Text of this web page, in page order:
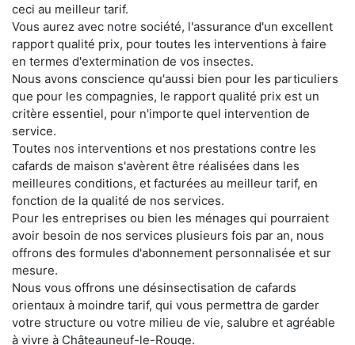
ceci au meilleur tarif.
Vous aurez avec notre société, l'assurance d'un excellent
rapport qualité prix, pour toutes les interventions à faire
en termes d'extermination de vos insectes.
Nous avons conscience qu'aussi bien pour les particuliers
que pour les compagnies, le rapport qualité prix est un
critère essentiel, pour n'importe quel intervention de
service.
Toutes nos interventions et nos prestations contre les
cafards de maison s'avèrent être réalisées dans les
meilleures conditions, et facturées au meilleur tarif, en
fonction de la qualité de nos services.
Pour les entreprises ou bien les ménages qui pourraient
avoir besoin de nos services plusieurs fois par an, nous
offrons des formules d'abonnement personnalisée et sur
mesure.
Nous vous offrons une désinsectisation de cafards
orientaux à moindre tarif, qui vous permettra de garder
votre structure ou votre milieu de vie, salubre et agréable
à vivre à Châteauneuf-le-Rouge.